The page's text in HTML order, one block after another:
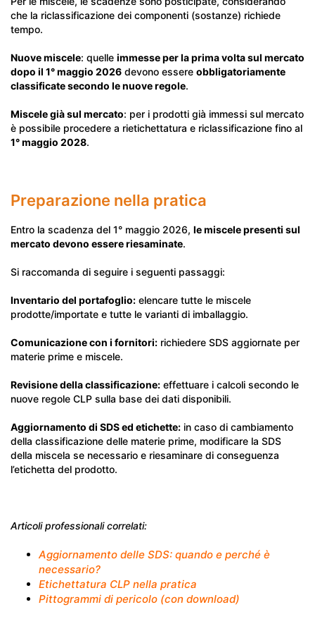
che la riclassificazione dei componenti (sostanze) richiede
tempo.
Nuove miscele: quelle immesse per la prima volta sul mercato
dopo il 1° maggio 2026 devono essere obbligatoriamente
classificate secondo le nuove regole.
Miscele già sul mercato: per i prodotti già immessi sul mercato
è possibile procedere a rietichettatura e riclassificazione fino al
1° maggio 2028.
Preparazione nella pratica
Entro la scadenza del 1° maggio 2026, le miscele presenti sul
mercato devono essere riesaminate.
Si raccomanda di seguire i seguenti passaggi:
Inventario del portafoglio: elencare tutte le miscele
prodotte/importate e tutte le varianti di imballaggio.
Comunicazione con i fornitori: richiedere SDS aggiornate per
materie prime e miscele.
Revisione della classificazione: effettuare i calcoli secondo le
nuove regole CLP sulla base dei dati disponibili.
Aggiornamento di SDS ed etichette: in caso di cambiamento
della classificazione delle materie prime, modificare la SDS
della miscela se necessario e riesaminare di conseguenza
l’etichetta del prodotto.
Articoli professionali correlati:
Aggiornamento delle SDS: quando e perché è
necessario?
Etichettatura CLP nella pratica
Pittogrammi di pericolo (con download)